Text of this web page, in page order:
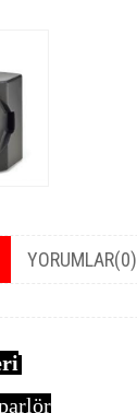
YORUMLAR(0)